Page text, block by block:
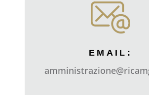
EMAIL: